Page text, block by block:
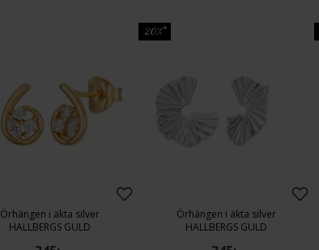
Örhängen i äkta silver
HALLBERGS GULD
20%*
Örhängen i äkta silver
HALLBERGS GULD